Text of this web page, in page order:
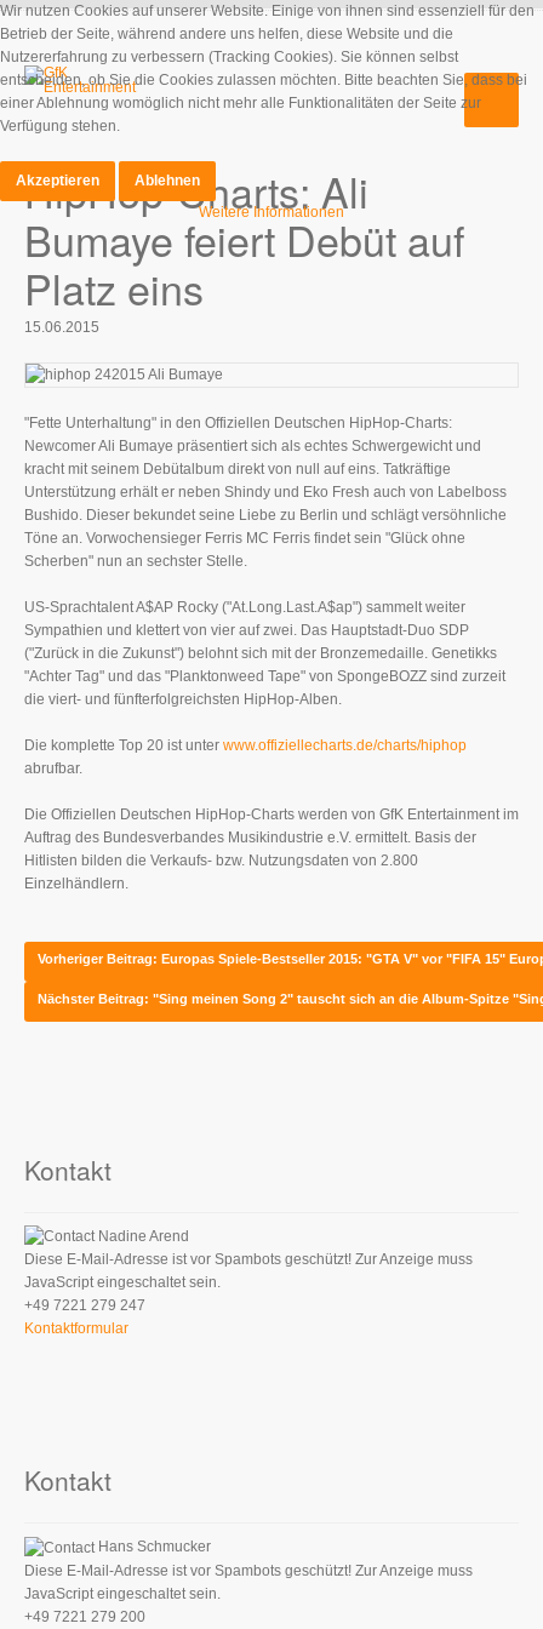
HipHop-Charts: Ali
Bumaye feiert Debüt auf
Platz eins
15.06.2015
"Fette Unterhaltung" in den Offiziellen Deutschen HipHop-Charts:
Newcomer Ali Bumaye präsentiert sich als echtes Schwergewicht und
kracht mit seinem Debütalbum direkt von null auf eins. Tatkräftige
Unterstützung erhält er neben Shindy und Eko Fresh auch von Labelboss
Bushido. Dieser bekundet seine Liebe zu Berlin und schlägt versöhnliche
Töne an. Vorwochensieger Ferris MC Ferris findet sein "Glück ohne
Scherben" nun an sechster Stelle.
US-Sprachtalent A$AP Rocky ("At.Long.Last.A$ap") sammelt weiter
Sympathien und klettert von vier auf zwei. Das Hauptstadt-Duo SDP
("Zurück in die Zukunst") belohnt sich mit der Bronzemedaille. Genetikks
"Achter Tag" und das "Planktonweed Tape" von SpongeBOZZ sind zurzeit
die viert- und fünfterfolgreichsten HipHop-Alben.
Die komplette Top 20 ist unter www.offiziellecharts.de/charts/hiphop
abrufbar.
Die Offiziellen Deutschen HipHop-Charts werden von GfK Entertainment im
Auftrag des Bundesverbandes Musikindustrie e.V. ermittelt. Basis der
Hitlisten bilden die Verkaufs- bzw. Nutzungsdaten von 2.800
Einzelhändlern.
Vorheriger Beitrag: Europas Spiele-Bestseller 2015: "GTA V" vor "FIFA 15"
Nächster Beitrag: "Sing meinen Song 2" tauscht sich an die Album-Spitze
Kontakt
Nadine Arend
Diese E-Mail-Adresse ist vor Spambots geschützt! Zur Anzeige muss
JavaScript eingeschaltet sein.
+49 7221 279 247
Kontaktformular
Kontakt
Hans Schmucker
Diese E-Mail-Adresse ist vor Spambots geschützt! Zur Anzeige muss
JavaScript eingeschaltet sein.
+49 7221 279 200
Wir nutzen Cookies auf unserer Website. Einige von ihnen sind essenziell für den
Betrieb der Seite, während andere uns helfen, diese Website und die
Nutzererfahrung zu verbessern (Tracking Cookies). Sie können selbst
entscheiden, ob Sie die Cookies zulassen möchten. Bitte beachten Sie, dass bei
einer Ablehnung womöglich nicht mehr alle Funktionalitäten der Seite zur
Verfügung stehen.
Akzeptieren
Ablehnen
Weitere Informationen